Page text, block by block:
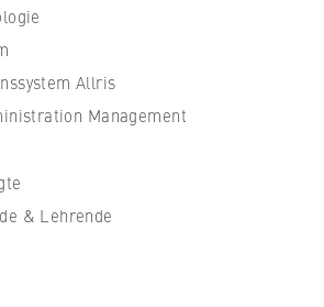
Allris
Management
& Lehrende